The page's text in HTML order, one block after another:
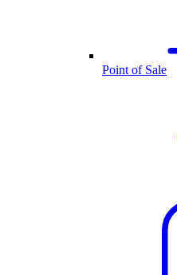
Point of Sale